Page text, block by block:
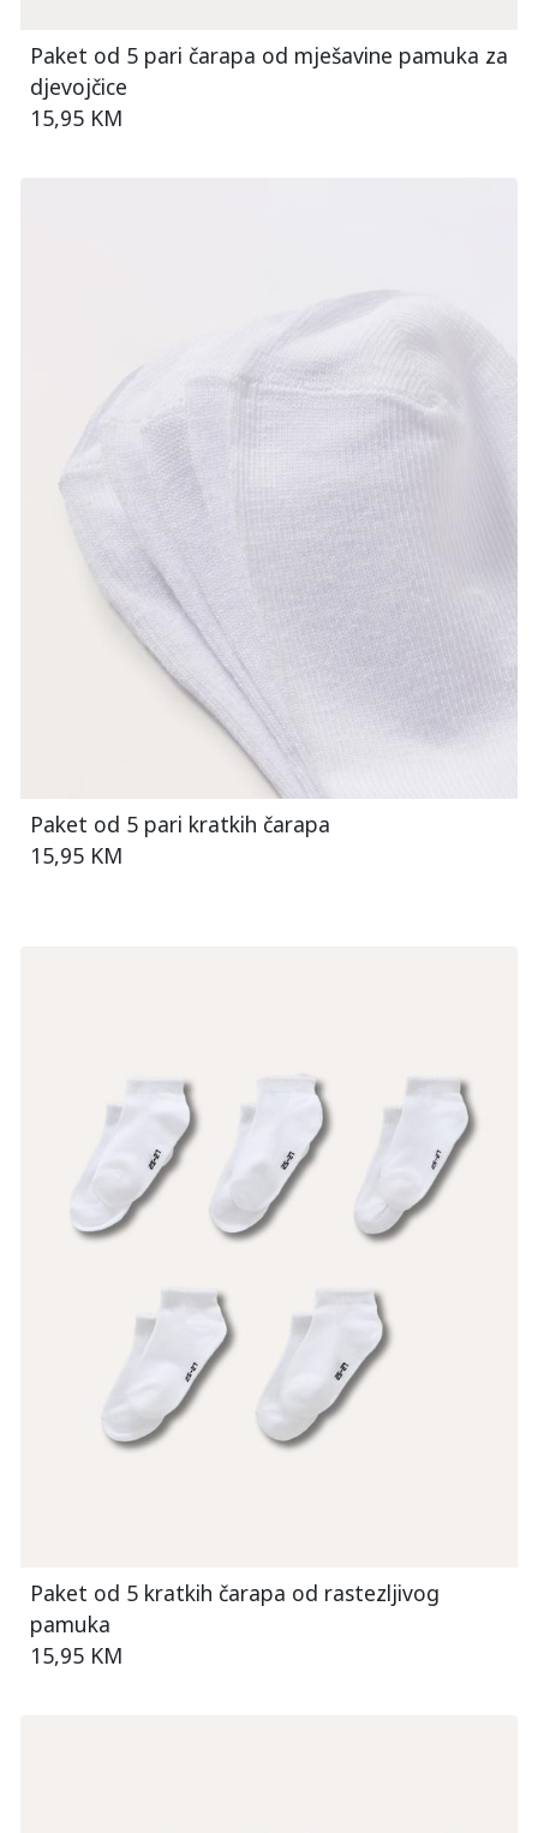
Paket od 5 pari čarapa od mješavine pamuka za
djevojčice
15,95 KM
Paket od 5 pari kratkih čarapa
15,95 KM
Paket od 5 kratkih čarapa od rastezljivog
pamuka
15,95 KM